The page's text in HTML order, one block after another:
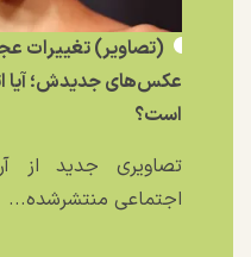
(تصاویر) تغییرات
عکس‌های جدیدش؛ آیا
است؟
تصاویری جدید از
اجتماعی منتشرشده...